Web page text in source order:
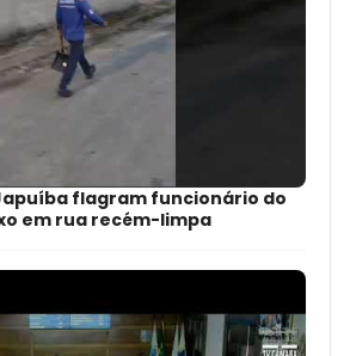
flagram funcionário do
em rua recém-limpa